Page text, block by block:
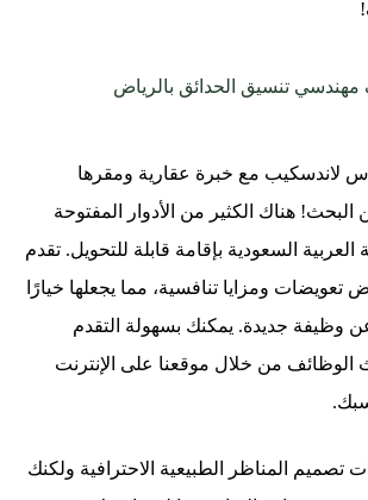
تنسيق الحدائق بالرياض
لاندسكيب مع خبرة عقارية ومقرها
البحث! هناك الكثير من الأدوار المفتوحة
العربية السعودية بإقامة قابلة للتحويل. تقدم
ومزايا تنافسية، مما يجعلها خيارًا
وظيفة جديدة. يمكنك بسهولة التقدم
من خلال موقعنا على الإنترنت
تصميم المناظر الطبيعية الاحترافية ولكنك